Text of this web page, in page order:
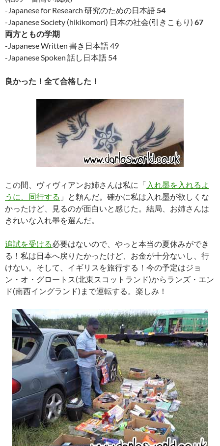
-Japanese for Research 研究のための日本語54
-Japanese Society (hikikomori) 日本の社会(引きこもり) 67
両方ともの学期
-Japanese Written 書き日本語 49
-Japanese Spoken 話し日本語 54
良かった！全て合格した！
この間、ヴィヴィアンお姉さんは私に「 入れ墨を入れるよ
うに、同行する 」と頼んだ。確かに私は入れ墨が欲しくな
かったけど、見るのが面白いと感じた。結局、お姉さんは
きれいな入れ墨を選んだ。
追試を受ける必要はないので、やっと本当の夏休みができ
る！私は日本へ戻りたかったけど、お金が十分ないし、行
けない。そして、イギリスを旅行する！今の予定はジョ
ン・オ・グロートス(北東スコットランド)からランズ・エン
ド(南西イングランド)まで運転する。楽しみ！